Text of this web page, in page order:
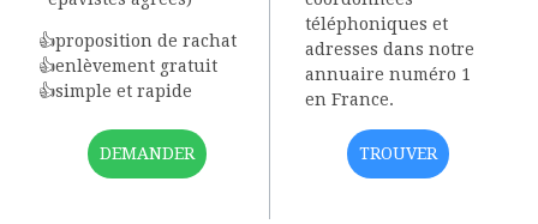
proposition de rachat
enlèvement gratuit
simple et rapide
DEMANDER
téléphoniques et
adresses dans notre
annuaire numéro 1
en France.
TROUVER